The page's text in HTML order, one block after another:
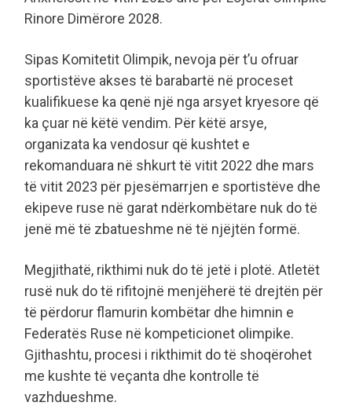
Rinore Dimërore 2028.
Sipas Komitetit Olimpik, nevoja për t’u ofruar
sportistëve akses të barabartë në proceset
kualifikuese ka qenë një nga arsyet kryesore që
ka çuar në këtë vendim. Për këtë arsye,
organizata ka vendosur që kushtet e
rekomanduara në shkurt të vitit 2022 dhe mars
të vitit 2023 për pjesëmarrjen e sportistëve dhe
ekipeve ruse në garat ndërkombëtare nuk do të
jenë më të zbatueshme në të njëjtën formë.
Megjithatë, rikthimi nuk do të jetë i plotë. Atletët
rusë nuk do të rifitojnë menjëherë të drejtën për
të përdorur flamurin kombëtar dhe himnin e
Federatës Ruse në kompeticionet olimpike.
Gjithashtu, procesi i rikthimit do të shoqërohet
me kushte të veçanta dhe kontrolle të
vazhdueshme.